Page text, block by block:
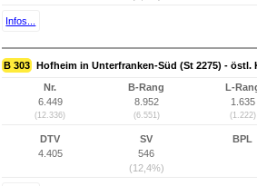
Infos...
B 303 Hofheim in Unterfranken-Süd (St 2275) - östl.
Nr.
6.449
(12.336)
B-Rang
8.952
(6.551)
L-
1.635
(1.222)
DTV
4.405
SV
546
(12,4%)
BPL